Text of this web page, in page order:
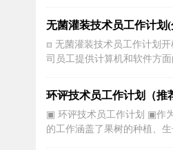
重： 保密专业： 工作经验：
新乡市 新乡县求职意向行业/
相关职位 期望月薪： 3000元
无菌灌装技术员工作计划
⧈ 无菌灌装技术员工作计划
司员工提供计算机和软件方
提供服务并解决员工在使用计
到的问题。下面将详细讨论开
划。开机技术员每天早上要
作。这包括检查并确保所有
环评技术员工作计划（推
▣ 环评技术员工作计划 ▣作
的工作涵盖了果树的种植、